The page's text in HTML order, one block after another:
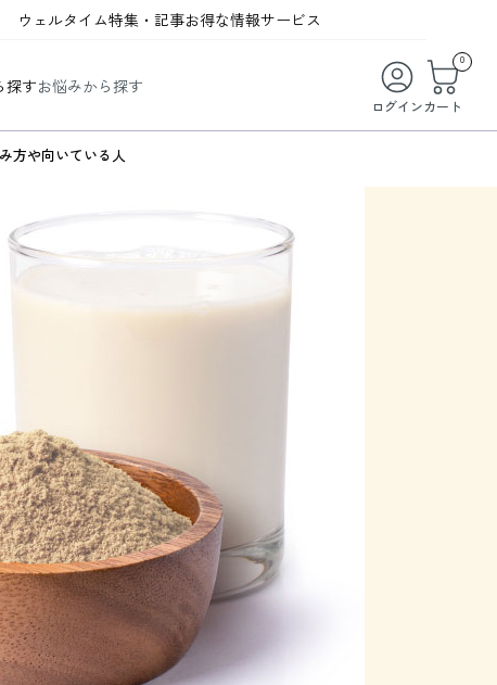
ログイン
0
カート
ウェルタイム
ビューティータイム
ヘルスケアタイム
ライフスタイルタイム
特集・記事
WELMAG
お得な情報
WEB限定/期間限定キャンペーン
まとめ買い商品
サービス
メンバーシッププログラム
LINEお友達登録
ご利用ガイド
探す
ソア
お悩みから探す
方や向いている人